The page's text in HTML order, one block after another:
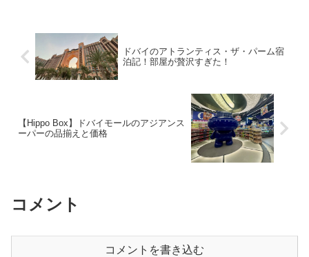
ドバイのアトランティス・ザ・パーム宿
泊記！部屋が贅沢すぎた！
【Hippo Box】ドバイモールのアジアンス
ーパーの品揃えと価格
コメント
コメントを書き込む